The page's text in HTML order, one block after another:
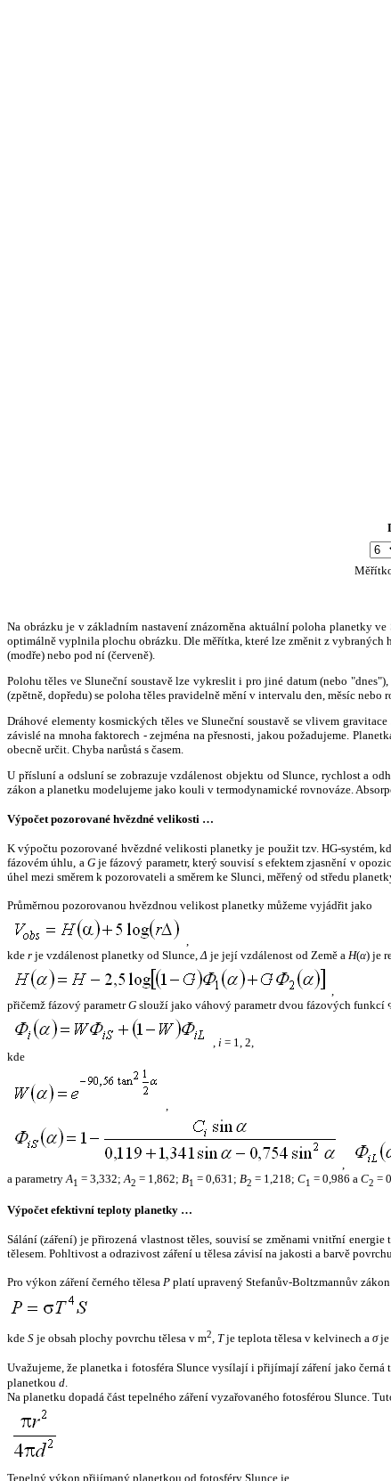
Na obrázku je v základním nastavení znázorněna aktuální poloha planetky
optimálně vyplnila plochu obrázku. Dle měřítka, které lze změnit z
(modře) nebo pod ní (červeně).
Polohu těles ve Sluneční soustavě lze vykreslit i pro jiné datum (nebo
(zpětně, dopředu) se poloha těles pravidelně mění v intervalu den, měsíc
Dráhové elementy kosmických těles ve Sluneční soustavě se vlivem
závislé na mnoha faktorech - zejména na přesnosti, jakou požadujeme.
obecně určit. Chyba narůstá s časem.
U přísluní a odsluní se zobrazuje vzdálenost objektu od Slunce, rychlost a
zákon a planetku modelujeme jako kouli v termodynamické rovnováze.
Výpočet pozorované hvězdné velikosti …
K výpočtu pozorované hvězdné velikosti planetky je použit tzv. HG-systém,
fázovém úhlu, a Gje fázový parametr, který souvisí s efektem zjasnění v
úhel mezi směrem k pozorovateli a směrem ke Slunci, měřený od středu
Průměrnou pozorovanou hvězdnou velikost planetky můžeme vyjádřit jako
,
kde r je vzdálenost planetky od Slunce,Δ je její vzdálenost od Země a H(α) je
,
přičemž fázový parametrG slouží jako váhový parametr dvou fázových funkcí
, i = 1, 2,
kde
,
,
a parametryA1 = 3,332;A2 = 1,862; B1 = 0,631; B2 = 1,218; C1 = 0,986 a C2 =
Výpočet efektivní teploty planetky …
Sálání (záření) je přirozená vlastnost těles, souvisí se změnami vnitřní
tělesem. Pohltivost a odrazivost záření u tělesa závisí na jakosti a barvě
Pro výkon záření černého tělesa P platí upravený Stefanův-Boltzmannův zákon
kde S je obsah plochy povrchu tělesa v m2, Tje teplota tělesa v kelvinech a σje
Uvažujeme, že planetka i fotosféra Slunce vysílají i přijímají záření jako černá
planetkou d.
Na planetku dopadá část tepelného záření vyzařovaného fotosférou Slunce.
Tepelný výkon přijímaný planetkou od fotosféry Slunce je